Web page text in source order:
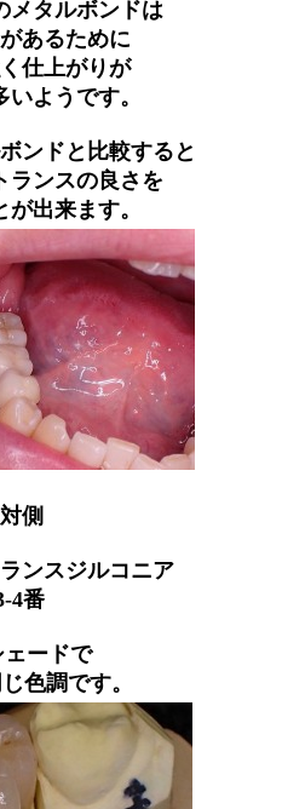
メタルボンドは
あるために
仕上がりが
ようです。
ンドと比較すると
ランスの良さを
出来ます。
側
ンスジルコニア
4番
ードで
色調です。